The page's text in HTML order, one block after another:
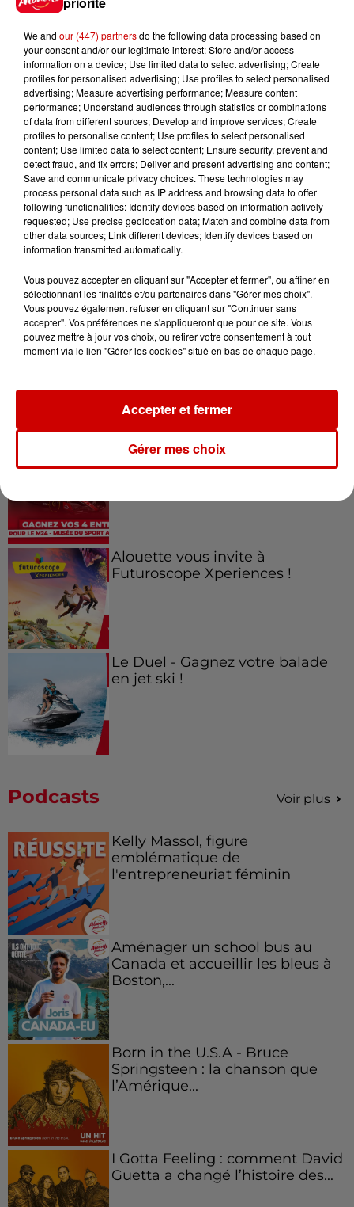
10h31
Corrèze : le Musée Jacques
Chirac cambriolé pour la
troisième fois...
10h23
Amel Bent en concert gratuit
dans l’Ouest
Jeux Voir plus
Gagnez vos places pour le
Festival du Roi Arthur 2026 !
Gagnez vos entrées pour le
Musée du Sport Automobile au
Alouette vous invite à
Futuroscope Xperiences !
Le Duel - Gagnez votre balade
en jet ski !
Podcasts Voir plus
Kelly Massol, figure
emblématique de
l'entrepreneuriat féminin
Aménager un school bus au
Canada et accueillir les bleus à
Boston,...
Born in the U.S.A - Bruce
Springsteen : la chanson que
l’Amérique...
I Gotta Feeling : comment David
Guetta a changé l’histoire des...
We and our (447) partnersdo the following data processing based on
your consent and/or our legitimate interest: Store and/or access
information on a device; Use limited data to select advertising; Create
profiles for personalised advertising; Use profiles to select personalised
advertising; Measure advertising performance; Measure content
performance; Understand audiences through statistics or combinations
of data from different sources; Develop and improve services; Create
profiles to personalise content; Use profiles to select personalised
content; Use limited data to select content; Ensure security, prevent and
detect fraud, and fix errors; Deliver and present advertising and content;
Save and communicate privacy choices. These technologies may
process personal data such as IP address and browsing data to offer
following functionalities: Identify devices based on information actively
requested; Use precise geolocation data; Match and combine data from
other data sources; Link different devices; Identify devices based on
information transmitted automatically.
Vous pouvez accepter en cliquant sur "Accepter et fermer", ou affiner en
sélectionnant les finalités et/ou partenaires dans "Gérer mes choix".
Vous pouvez également refuser en cliquant sur "Continuer sans
accepter". Vos préférences ne s'appliqueront que pour ce site. Vous
pouvez mettre à jour vos choix, ou retirer votre consentement à tout
moment via le lien "Gérer les cookies" situé en bas de chaque page.
Gérer mes choix
Accepter et fermer